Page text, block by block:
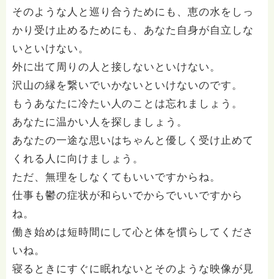
そのような人と巡り合うためにも、恵の水をしっ
かり受け止めるためにも、あなた自身が自立しな
いといけない。
外に出て周りの人と接しないといけない。
沢山の縁を繋いでいかないといけないのです。
もうあなたに冷たい人のことは忘れましょう。
あなたに温かい人を探しましょう。
あなたの一途な思いはちゃんと優しく受け止めて
くれる人に向けましょう。
ただ、無理をしなくてもいいですからね。
仕事も鬱の症状が和らいでからでいいですから
ね。
働き始めは短時間にして心と体を慣らしてくださ
いね。
寝るときにすぐに眠れないとそのような映像が見